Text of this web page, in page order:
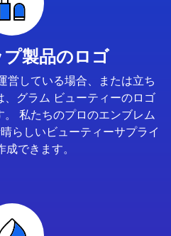
製品のロゴ
営している場合、または立ち
グラム ビューティーのロゴ
私たちのプロのエンブレム
らしいビューティーサプライ
できます。